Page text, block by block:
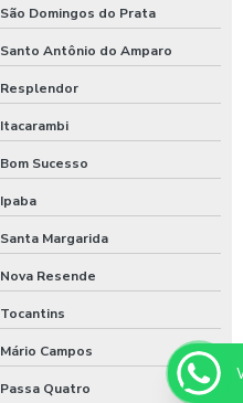
São Domingos do Prata
Santo Antônio do Amparo
Resplendor
Itacarambi
Bom Sucesso
Ipaba
Santa Margarida
Nova Resende
Tocantins
Mário Campos
Passa Quatro